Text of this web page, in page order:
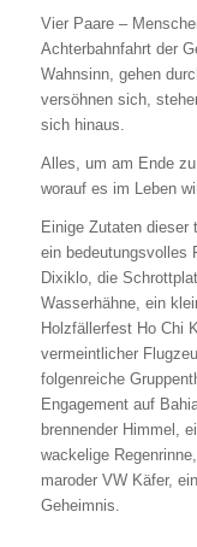
Vier Paare –
Achterbahnfahrt der
Wahnsinn, gehen
versöhnen sich,
sich hinaus.
Alles, um am Ende
worauf es im Leben
Einige Zutaten dieser
ein bedeutungsvolles
Dixiklo, die
Wasserhähne, ein
Holzfällerfest Ho Chi
vermeintlicher
folgenreiche
Engagement auf
brennender Himmel,
wackelige
maroder VW Käfer,
Geheimnis.